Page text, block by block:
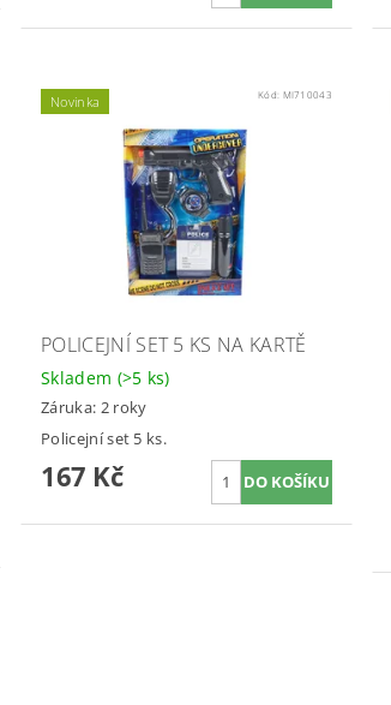
Novinka Kód: MI710043
POLICEJNÍ SET 5 KS NA KARTĚ
Skladem (>5 ks)
Záruka: 2 roky
Policejní set 5 ks.
167 Kč